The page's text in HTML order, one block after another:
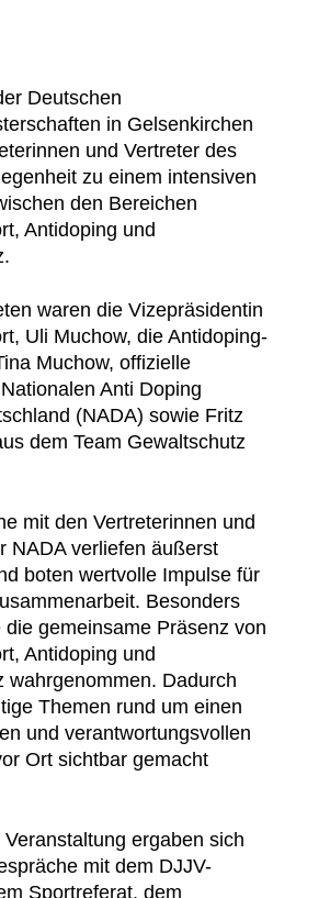
Deutschen
in Gelsenkirchen
und Vertreter des
zu einem intensiven
den Bereichen
Antidoping und
waren die Vizepräsidentin
Uli Muchow, die Antidoping-
Muchow, offizielle
Anti Doping
(NADA) sowie Fritz
dem Team Gewaltschutz
mit den Vertreterinnen und
NADA verliefen äußerst
boten wertvolle Impulse für
Besonders
die gemeinsame Präsenz von
Antidoping und
wahrgenommen. Dadurch
Themen rund um einen
und verantwortungsvollen
Ort sichtbar gemacht
ergaben sich
mit dem DJJV-
Sportreferat, dem